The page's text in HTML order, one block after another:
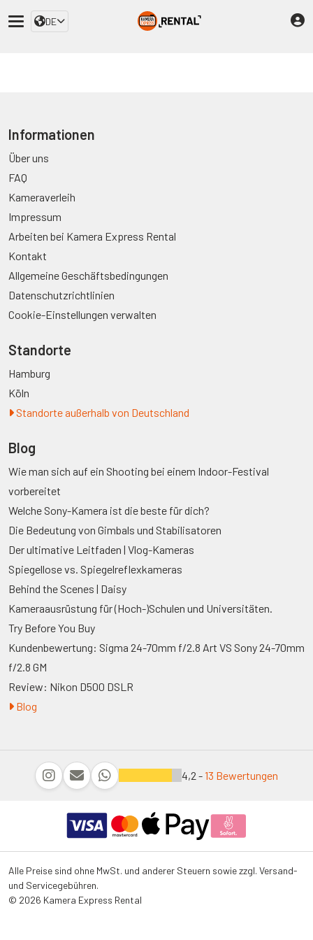
DE
Informationen
Über uns
FAQ
Kameraverleih
Impressum
Arbeiten bei Kamera Express Rental
Kontakt
Allgemeine Geschäftsbedingungen
Datenschutzrichtlinien
Cookie-Einstellungen verwalten
Standorte
Hamburg
Köln
Standorte außerhalb von Deutschland
Blog
Wie man sich auf ein Shooting bei einem Indoor-Festival
vorbereitet
Welche Sony-Kamera ist die beste für dich?
Die Bedeutung von Gimbals und Stabilisatoren
Der ultimative Leitfaden | Vlog-Kameras
Spiegellose vs. Spiegelreflexkameras
Behind the Scenes | Daisy
Kameraausrüstung für (Hoch-)Schulen und Universitäten.
Try Before You Buy
Kundenbewertung: Sigma 24-70mm f/2.8 Art VS Sony 24-70mm
f/2.8 GM
Review: Nikon D500 DSLR
Blog
4,2 -13 Bewertungen
Alle Preise sind ohne MwSt. und anderer Steuern sowie zzgl. Versand-
und Servicegebühren.
© 2026 Kamera Express Rental